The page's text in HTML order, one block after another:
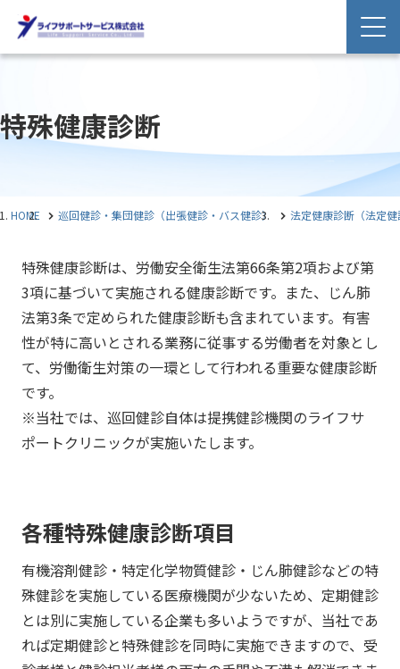
特殊健康診断
HOME 巡回健診・集団健診（出張健診・バス健診） 法定健康診断（法定健
特殊健康診断は、労働安全衛生法第66条第2項および第
3項に基づいて実施される健康診断です。また、じん肺
法第3条で定められた健康診断も含まれています。有害
性が特に高いとされる業務に従事する労働者を対象とし
て、労働衛生対策の一環として行われる重要な健康診断
です。
※当社では、巡回健診自体は提携健診機関のライフサ
ポートクリニックが実施いたします。
各種特殊健康診断項目
有機溶剤健診・特定化学物質健診・じん肺健診などの特
殊健診を実施している医療機関が少ないため、定期健診
とは別に実施している企業も多いようですが、当社であ
れば定期健診と特殊健診を同時に実施できますので、受